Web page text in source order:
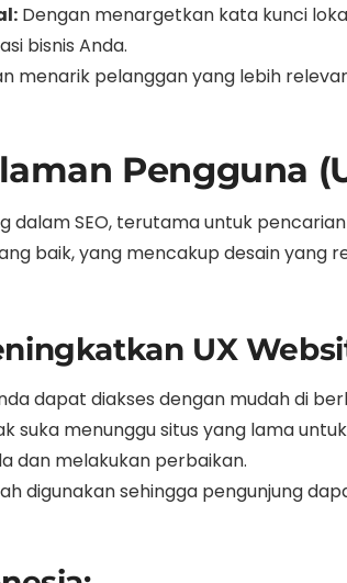
Dengan menargetkan kata kunci
bisnis Anda.
menarik pelanggan yang lebih
Pengguna
SEO, terutama untuk
baik, yang mencakup desain yang
UX
dapat diakses dengan mudah di
suka menunggu situs yang lama
dan melakukan perbaikan.
digunakan sehingga pengunjung